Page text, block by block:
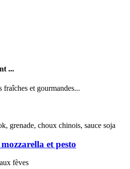
...
fraîches et gourmandes...
grenade, choux chinois, sauce soja
et pesto
fèves